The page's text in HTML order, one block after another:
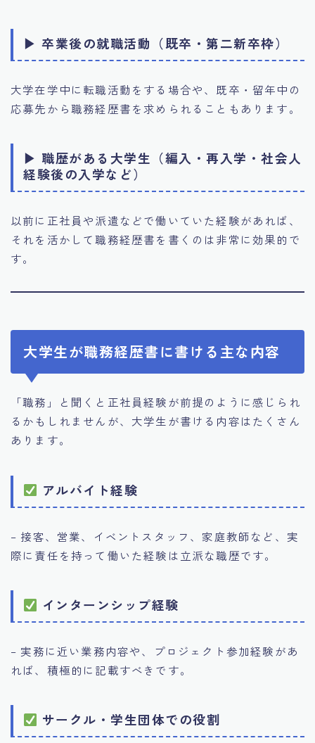
▶ 卒業後の就職活動（既卒・第二新卒枠）
大学在学中に転職活動をする場合や、既卒・留年中の
応募先から職務経歴書を求められることもあります。
▶ 職歴がある大学生（編入・再入学・社会人
経験後の入学など）
以前に正社員や派遣などで働いていた経験があれば、
それを活かして職務経歴書を書くのは非常に効果的で
す。
大学生が職務経歴書に書ける主な内容
「職務」と聞くと正社員経験が前提のように感じられ
るかもしれませんが、大学生が書ける内容はたくさん
あります。
アルバイト経験
– 接客、営業、イベントスタッフ、家庭教師など、実
際に責任を持って働いた経験は立派な職歴です。
インターンシップ経験
– 実務に近い業務内容や、プロジェクト参加経験があ
れば、積極的に記載すべきです。
サークル・学生団体での役割